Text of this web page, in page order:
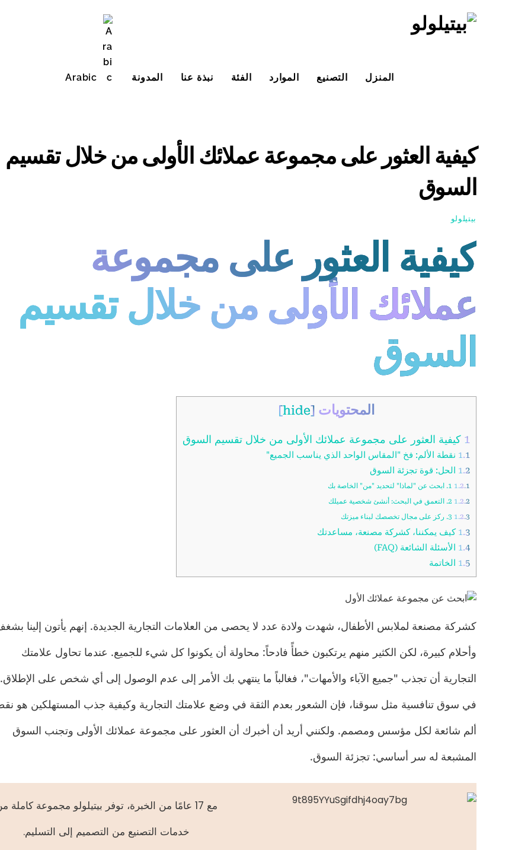
المنزل التصنيع الموارد الفئة نبذة عنا المدونة Arabic
كيفية العثور على مجموعة عملائك الأولى من خلال تقسيم
السوق
بيتيلولو
كيفية العثور على مجموعة
عملائك الأولى من خلال تقسيم
السوق
المحتويات [
hide
]
1 كيفية العثور على مجموعة عملائك الأولى من خلال تقسيم السوق
1.1 نقطة الألم: فخ "المقاس الواحد الذي يناسب الجميع"
1.2 الحل: قوة تجزئة السوق
1.2.1
1.2.2
1.2.3
1.3 كيف يمكننا، كشركة مصنعة، مساعدتك
1.4 الأسئلة الشائعة (FAQ)
1.5 الخاتمة
كشركة مصنعة لملابس الأطفال، شهدت ولادة عدد لا يحصى من العلامات التجارية الجديدة. إنهم يأتون إلينا
وأحلام كبيرة، لكن الكثير منهم يرتكبون خطأً فادحاً: محاولة أن يكونوا كل شيء للجميع. عندما تحاول علامتك
التجارية أن تجذب "جميع الآباء والأمهات"، فغالباً ما ينتهي بك الأمر إلى عدم الوصول إلى أي شخص على الإطلاق.
في سوق تنافسية مثل سوقنا، فإن الشعور بعدم الثقة في وضع علامتك التجارية وكيفية جذب المستهلكين هو
ألم شائعة لكل مؤسس ومصمم. ولكنني أريد أن أخبرك أن العثور على مجموعة عملائك الأولى وتجنب السوق
المشبعة له سر أساسي: تجزئة السوق.
مع 17 عامًا من الخبرة، توفر بيتيلولو مجموعة كاملة من
خدمات التصنيع من التصميم إلى التسليم.